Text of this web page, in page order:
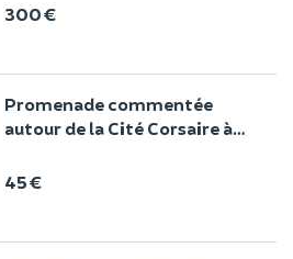
300 €
Promenade commentée
autour de la Cité Corsaire à
45 €